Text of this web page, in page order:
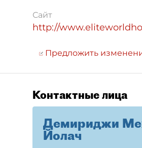
Сайт
http://
Предложить
Контактные лица
Демириджи
Йолач